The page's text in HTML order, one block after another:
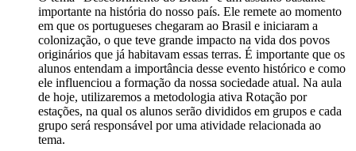
importante na história do nosso país. Ele remete ao momento
em que os portugueses chegaram ao Brasil e iniciaram a
colonização, o que teve grande impacto na vida dos povos
originários que já habitavam essas terras. É importante que os
alunos entendam a importância desse evento histórico e como
ele influenciou a formação da nossa sociedade atual. Na aula
de hoje, utilizaremos a metodologia ativa Rotação por
estações, na qual os alunos serão divididos em grupos e cada
grupo será responsável por uma atividade relacionada ao
tema.